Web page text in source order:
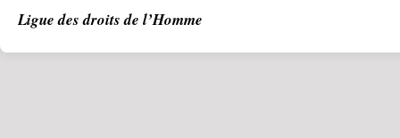
Ligue des droits de l’Homme